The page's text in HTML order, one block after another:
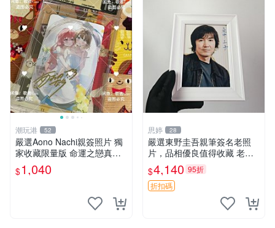
潮玩港 52
嚴選Aono Nachi親簽照片 獨
家收藏限量版 命運之戀真跡
簽名 命運之戀 親簽照 愛的告
白
$1,040
思婷 28
嚴選東野圭吾親筆簽名老照
片，品相優良值得收藏 老照
片 署名 字畫 限量版
$4,140 95折
折扣碼